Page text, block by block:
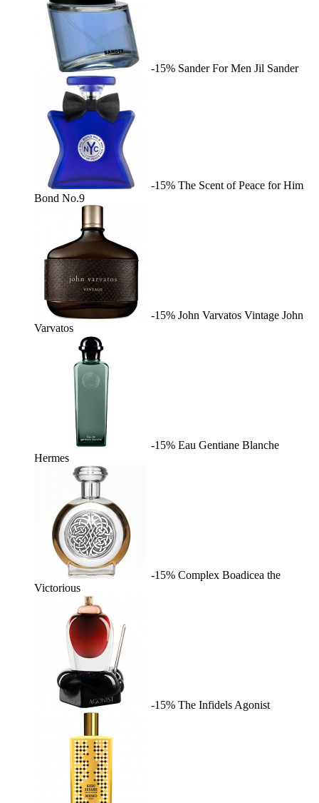
-15% Sander For Men Jil Sander
-15% The Scent of Peace for Him
Bond No.9
-15% John Varvatos Vintage John
Varvatos
-15% Eau Gentiane Blanche
Hermes
-15% Complex Boadicea the
Victorious
-15% The Infidels Agonist